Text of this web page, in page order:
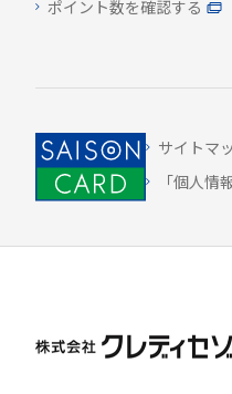
ポイント数を確認する
サイトマ
「個人情